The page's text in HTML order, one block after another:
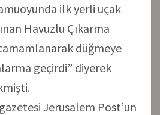
ilk yerli uçak
Havuzlu Çıkarma
düğmeye
geçirdi” diyerek
Jerusalem Post’un